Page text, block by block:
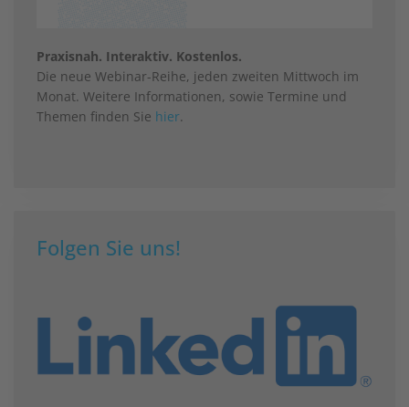
Praxisnah. Interaktiv. Kostenlos.
Die neue Webinar-Reihe, jeden zweiten Mittwoch im
Monat. Weitere Informationen, sowie Termine und
Themen finden Sie hier.
Folgen Sie uns!